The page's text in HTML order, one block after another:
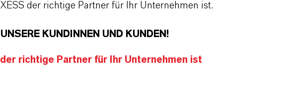
der richtige Partner für Ihr Unternehmen ist.
KUNDINNEN UND KUNDEN!
richtige Partner für Ihr Unternehmen ist